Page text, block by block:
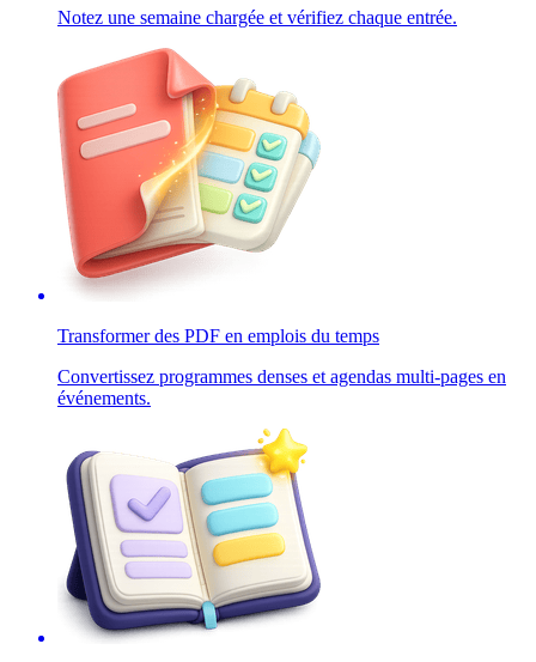
Notez une semaine chargée et vérifiez chaque entrée.
Transformer des PDF en emplois du temps
Convertissez programmes denses et agendas multi-pages en
événements.